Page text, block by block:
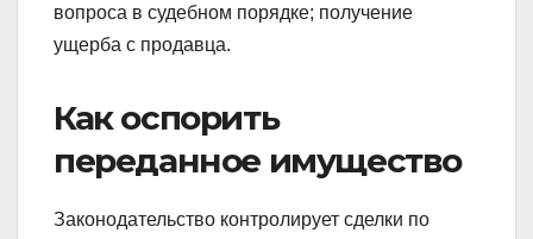
вопроса в судебном порядке; получение
ущерба с продавца.
Как оспорить
переданное имущество
Законодательство контролирует сделки по